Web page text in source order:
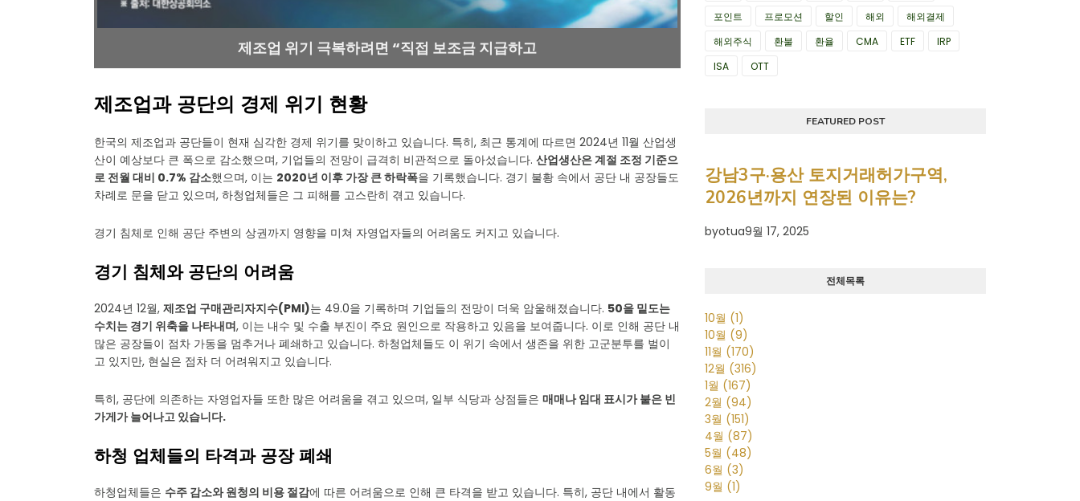
제조업 위기 극복하려면 “직접 보조금 지급하고
제조업과 공단의 경제 위기 현황
한국의 제조업과 공단들이 현재 심각한 경제 위기를 맞이하고 있습니다. 특히, 최근 통계에 따르면 2024년 11월 산업생
산이 예상보다 큰 폭으로 감소했으며, 기업들의 전망이 급격히 비관적으로 돌아섰습니다. 산업생산은 계절 조정 기준으
로 전월 대비 0.7% 감소했으며, 이는 2020년 이후 가장 큰 하락폭을 기록했습니다. 경기 불황 속에서 공단 내 공장들도
차례로 문을 닫고 있으며, 하청업체들은 그 피해를 고스란히 겪고 있습니다.
경기 침체로 인해 공단 주변의 상권까지 영향을 미쳐 자영업자들의 어려움도 커지고 있습니다.
경기 침체와 공단의 어려움
2024년 12월, 제조업 구매관리자지수(PMI)는 49.0을 기록하며 기업들의 전망이 더욱 암울해졌습니다. 50을 밑도는
수치는 경기 위축을 나타내며, 이는 내수 및 수출 부진이 주요 원인으로 작용하고 있음을 보여줍니다. 이로 인해 공단 내
많은 공장들이 점차 가동을 멈추거나 폐쇄하고 있습니다. 하청업체들도 이 위기 속에서 생존을 위한 고군분투를 벌이
고 있지만, 현실은 점차 더 어려워지고 있습니다.
특히, 공단에 의존하는 자영업자들 또한 많은 어려움을 겪고 있으며, 일부 식당과 상점들은 매매나 임대 표시가 붙은 빈
가게가 늘어나고 있습니다.
하청 업체들의 타격과 공장 폐쇄
하청업체들은 수주 감소와 원청의 비용 절감에 따른 어려움으로 인해 큰 타격을 받고 있습니다. 특히, 공단 내에서 활동
포인트
프로모션 할인 해외
해외결제
해외주식
환불 환율 CMA ETF
IRP
ISA
OTT
FEATURED POST
강남3구·용산 토지거래허가구역,
2026년까지 연장된 이유는?
byotua9월 17, 2025
전체목록
10월 (1)
10월 (9)
11월 (170)
12월 (316)
1월 (167)
2월 (94)
3월 (151)
4월 (87)
5월 (48)
6월 (3)
9월 (1)